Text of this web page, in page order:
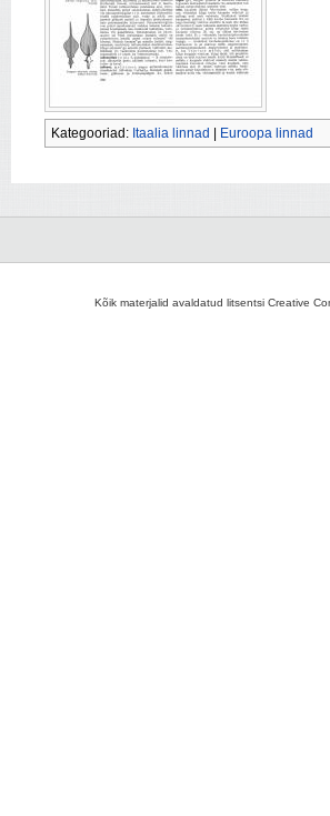
Kategooriad: Itaalia linnad Euroopa linnad
Kõik materjalid avaldatud litsentsi Creative